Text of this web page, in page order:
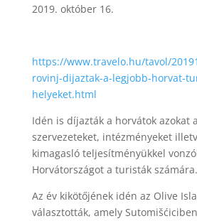
2019. október 16.
https://www.travelo.hu/tavol/
rovinj-dijaztak-a-legjobb-horvat-
helyeket.html
Idén is díjazták a horvátok azokat
szervezeteket, intézményeket
kimagasló teljesítményükkel
Horvátországot a turisták számára.
Az év kikötőjének idén az Olive
választották, amely